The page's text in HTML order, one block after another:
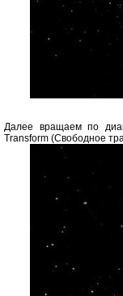
Далее вращаем по
Transform (Свободное